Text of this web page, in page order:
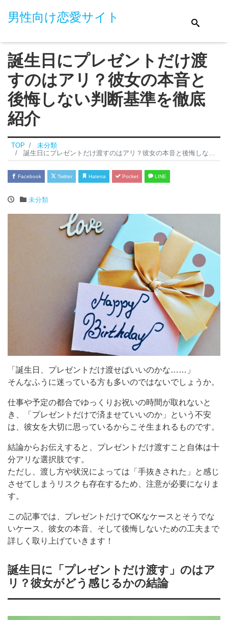
男性向け恋愛サイト
誕生日にプレゼントだけ渡
すのはアリ？彼女の本音と
後悔しない判断基準を徹底
紹介
TOP
未分類
誕生日にプレゼントだけ渡すのはアリ？彼女の本音と後悔しない判断基準を徹底紹介
Facebook Twitter Hatena Pocket LINE
未分類
「誕生日、プレゼントだけ渡せばいいのかな……」
そんなふうに迷っている方も多いのではないでしょうか。
仕事や予定の都合でゆっくりお祝いの時間が取れないと
き、「プレゼントだけで済ませていいのか」という不安
は、彼女を大切に思っているからこそ生まれるものです。
結論からお伝えすると、プレゼントだけ渡すこと自体は十
分アリな選択肢です。
ただし、渡し方や状況によっては「手抜きされた」と感じ
させてしまうリスクも存在するため、注意が必要になりま
す。
この記事では、プレゼントだけでOKなケースとそうでな
いケース、彼女の本音、そして後悔しないための工夫まで
詳しく取り上げていきます！
誕生日に「プレゼントだけ渡す」のはア
リ？彼女がどう感じるかの結論